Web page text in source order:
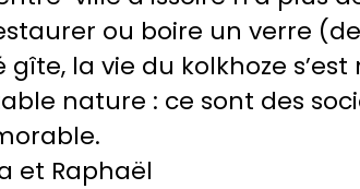
ou boire un verre
gîte, la vie du kolkhoze
nature : ce sont des
et Raphaël